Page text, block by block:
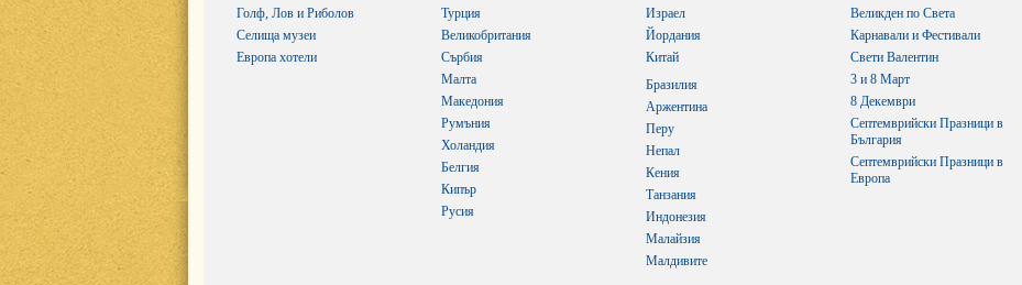
Голф, Лов и Риболов
Селища музеи
Европа хотели
Турция
Великобритания
Сърбия
Малта
Македония
Румъния
Холандия
Белгия
Кипър
Русия
Израел
Йордания
Китай
Бразилия
Аржентина
Перу
Непал
Кения
Танзания
Индонезия
Малайзия
Малдивите
Великден по Света
Карнавали и Фестивали
Свети Валентин
3 и 8 Март
8 Декември
Септемврийски Празници в
България
Септемврийски Празници в
Европа